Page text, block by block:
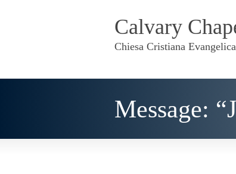
Calvary
Chiesa Cristiana Evangelica
Message: